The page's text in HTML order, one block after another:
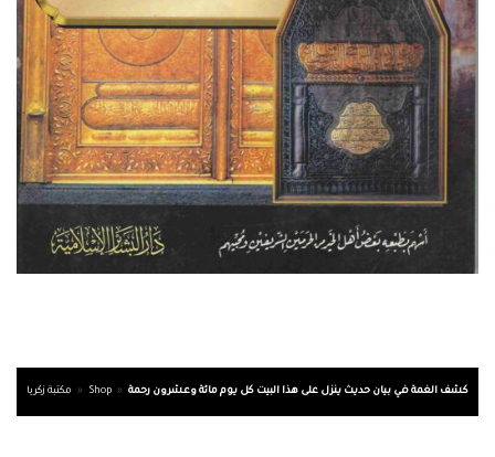
مكتبة زكريا » Shop » كشف الغمة في بيان حديث ينزل على هذا البيت كل يوم مائة وعشرون رحمة